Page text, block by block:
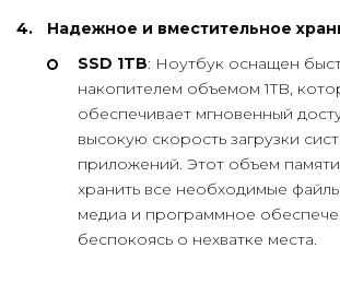
Надежное и вместительное
SSD 1TB: Ноутбук оснащен
накопителем объемом 1TB,
обеспечивает мгновенный
высокую скорость загрузки
приложений. Этот объем
хранить все необходимые
медиа и программное
беспокоясь о нехватке места.